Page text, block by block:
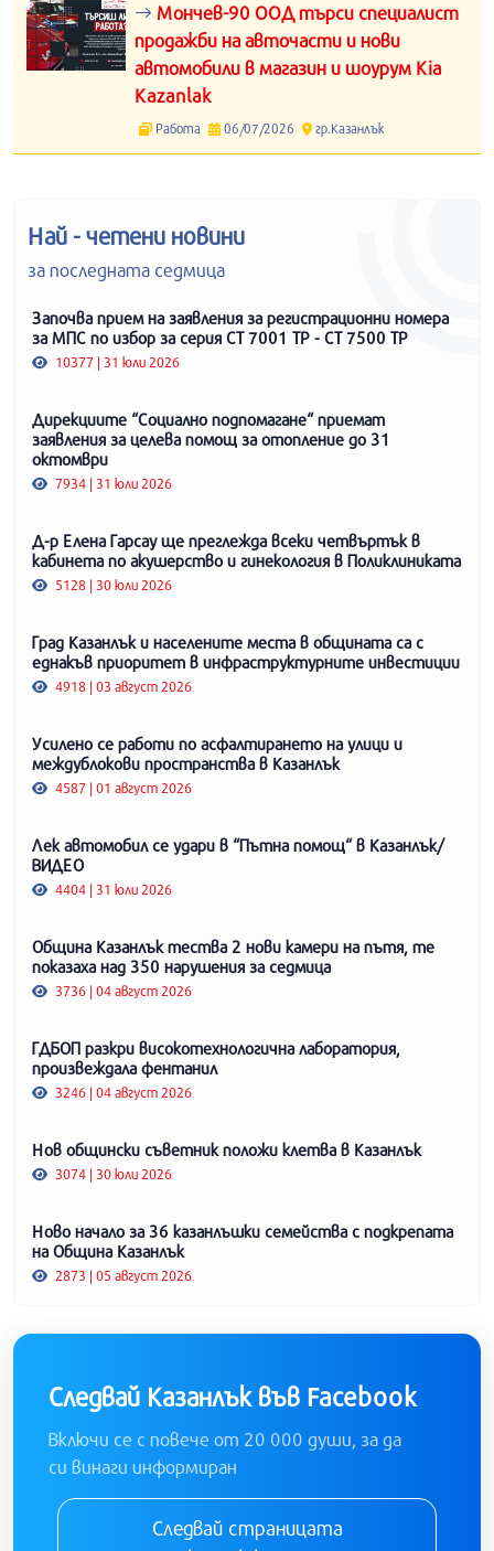
Мончев-90 ООД търси специалист
продажби на авточасти и нови
автомобили в магазин и шоурум Kia
Kazanlak
Работа 06/07/2026 гр.Казанлък
Най - четени новини
за последната седмица
Започва прием на заявления за регистрационни номера
за МПС по избор за серия СТ 7001 ТР - СТ 7500 ТР
10377 | 31 юли 2026
Дирекциите “Социално подпомагане“ приемат
заявления за целева помощ за отопление до 31
октомври
7934 | 31 юли 2026
Д-р Елена Гарсау ще преглежда всеки четвъртък в
кабинета по акушерство и гинекология в Поликлиниката
5128 | 30 юли 2026
Град Казанлък и населените места в общината са с
еднакъв приоритет в инфраструктурните инвестиции
4918 | 03 август 2026
Усилено се работи по асфалтирането на улици и
междублокови пространства в Казанлък
4587 | 01 август 2026
Лек автомобил се удари в “Пътна помощ“ в Казанлък/
ВИДЕО
4404 | 31 юли 2026
Община Казанлък тества 2 нови камери на пътя, те
показаха над 350 нарушения за седмица
3736 | 04 август 2026
ГДБОП разкри високотехнологична лаборатория,
произвеждала фентанил
3246 | 04 август 2026
Нов общински съветник положи клетва в Казанлък
3074 | 30 юли 2026
Ново начало за 36 казанлъшки семейства с подкрепата
на Община Казанлък
2873 | 05 август 2026
Следвай Казанлък във Facebook
Включи се с повече от 20 000 души, за да
си винаги информиран
Следвай страницата